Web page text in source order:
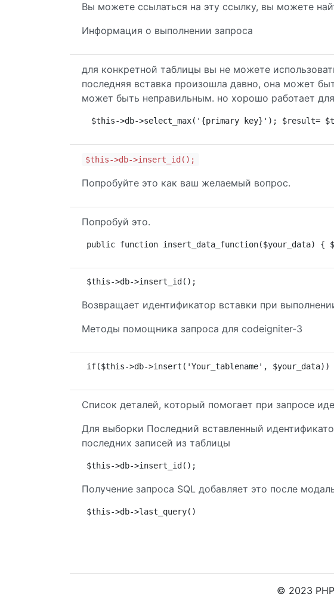
Вы можете ссылаться на эту ссылку, вы можете
Информация о выполнении запроса
для конкретной таблицы вы не можете
последняя вставка произошла давно, она может
может быть неправильным. но хорошо работает
$this->db->select_max('{primary key}'); $result=
$this->db->insert_id();
Попробуйте это как ваш желаемый вопрос.
Попробуй это.
public function insert_data_function($your_data)
$this->db->insert_id();
Возвращает идентификатор вставки при
Методы помощника запроса для codeigniter-3
if($this->db->insert('Your_tablename',
Список деталей, который помогает при запросе
Для выборки Последний вставленный
последних записей из таблицы
$this->db->insert_id();
Получение запроса SQL добавляет это после
$this->db->last_query()
© 2023